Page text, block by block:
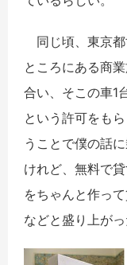
同じ頃、東京都
ところにある商
合い、そこの車1
という許可をも
うことで僕の話
けれど、無料で
をちゃんと作っ
などと盛り上がっ